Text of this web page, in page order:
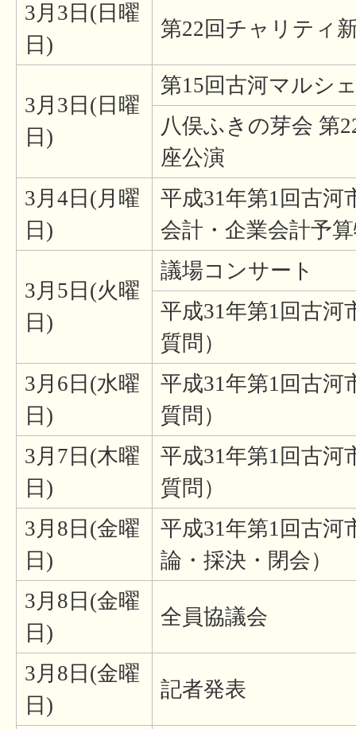
3月3日(日曜
日)
第22回チャリティ
3月3日(日曜
日)
第15回古河マルシ
八俣ふきの芽会 第
座公演
3月4日(月曜
日)
平成31年第1回古河
会計・企業会計予
3月5日(火曜
日)
議場コンサート
平成31年第1回古河
質問）
3月6日(水曜
日)
平成31年第1回古河
質問）
3月7日(木曜
日)
平成31年第1回古河
質問）
3月8日(金曜
日)
平成31年第1回古河
論・採決・閉会）
3月8日(金曜
日)
全員協議会
3月8日(金曜
日)
記者発表